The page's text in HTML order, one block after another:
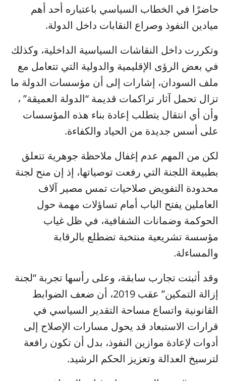
حاضرًا في الخطاب السياسي باعتباره أحد أهم
ميادين النفوذ وصراع النقابات داخل الدولة.
وتكررت داخل النقاشات السياسية الداخلية، وكذلك
في بعض الرؤى الإقليمية والدولية التي تتعامل مع
ملف السودان، إشارات إلى أن مؤسسات الدولة ما
تزال تحمل آثار تراكمات قديمة “الدولة العميقة” ،
وأن أي انتقال يتطلب إعادة بناء هذه المؤسسات
على أسس جديدة من الحياد والكفاءة.
لكن من المهم عدم إغفال ملاحظة جوهرية تتعلق
بطبيعة اللجنة التي رفعت توصياتها، إذ إن منح لجنة
محدودة التفويض صلاحيات تمس مصير آلاف
العاملين يفتح الباب أمام تساؤلات مهمة حول
الحوكمة وضمانات الشفافية، في ظل غياب
مؤسسة تشريعية منتخبة تضطلع بالرقابة
والمساءلة.
وقد أثبتت تجارب سابقة، وعلى رأسها تجربة “لجنة
إزالة التمكين” عقب 2019، أن ضعف الضوابط
القانونية واتساع مساحة التقدير السياسي في
قرارات الاستبعاد قد يحول مسارات الإصلاح إلى
أدوات لإعادة موازين النفوذ، بدل أن تكون رافعة
لترسيخ العدالة وتعزيز الحكم الرشيد.